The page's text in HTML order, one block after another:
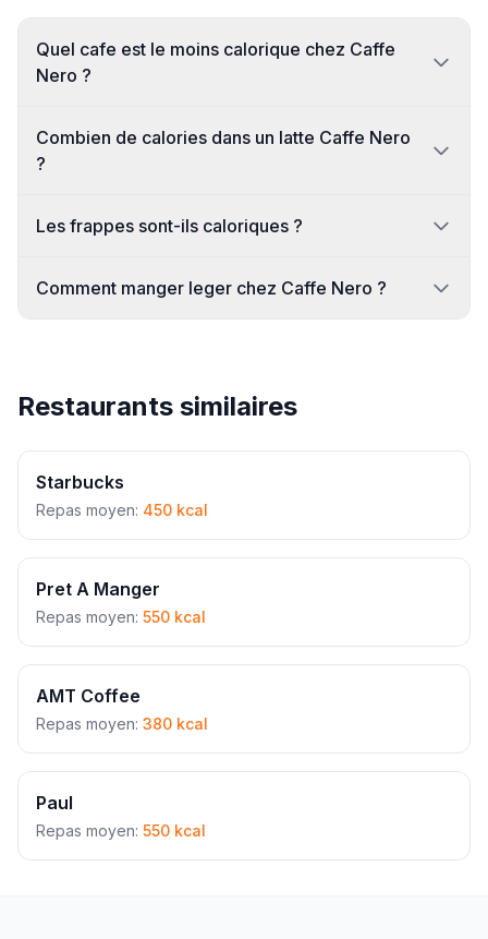
Quel cafe est le moins calorique chez Caffe
Nero ?
Combien de calories dans un latte Caffe Nero
?
Les frappes sont-ils caloriques ?
Comment manger leger chez Caffe Nero ?
Restaurants similaires
Starbucks
Repas moyen: 450 kcal
Pret A Manger
Repas moyen: 550 kcal
AMT Coffee
Repas moyen: 380 kcal
Paul
Repas moyen: 550 kcal